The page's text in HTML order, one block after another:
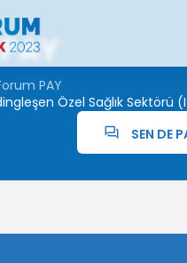
PAY
Özel Sağlık Sektörü
SEN DE